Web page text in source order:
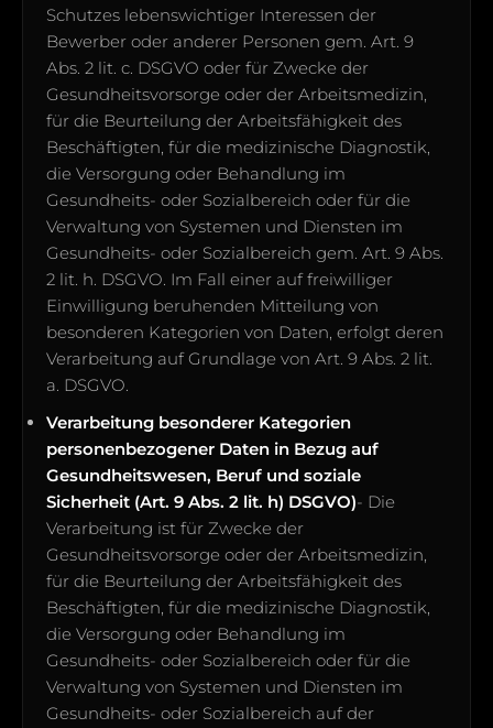
Schutzes lebenswichtiger Interessen der
Bewerber oder anderer Personen gem. Art. 9
Abs. 2 lit. c. DSGVO oder für Zwecke der
Gesundheitsvorsorge oder der Arbeitsmedizin,
für die Beurteilung der Arbeitsfähigkeit des
Beschäftigten, für die medizinische Diagnostik,
die Versorgung oder Behandlung im
Gesundheits- oder Sozialbereich oder für die
Verwaltung von Systemen und Diensten im
Gesundheits- oder Sozialbereich gem. Art. 9 Abs.
2 lit. h. DSGVO. Im Fall einer auf freiwilliger
Einwilligung beruhenden Mitteilung von
besonderen Kategorien von Daten, erfolgt deren
Verarbeitung auf Grundlage von Art. 9 Abs. 2 lit.
a. DSGVO.
Verarbeitung besonderer Kategorien
personenbezogener Daten in Bezug auf
Gesundheitswesen, Beruf und soziale
Sicherheit (Art. 9 Abs. 2 lit. h) DSGVO)- Die
Verarbeitung ist für Zwecke der
Gesundheitsvorsorge oder der Arbeitsmedizin,
für die Beurteilung der Arbeitsfähigkeit des
Beschäftigten, für die medizinische Diagnostik,
die Versorgung oder Behandlung im
Gesundheits- oder Sozialbereich oder für die
Verwaltung von Systemen und Diensten im
Gesundheits- oder Sozialbereich auf der